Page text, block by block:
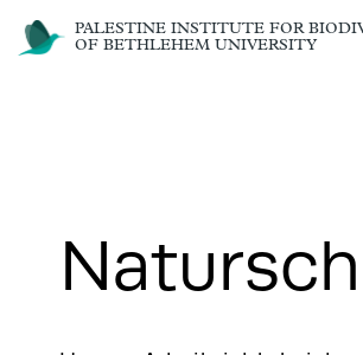
PALESTINE INSTITUTE FOR
OF BETHLEHEM UNIVERSITY